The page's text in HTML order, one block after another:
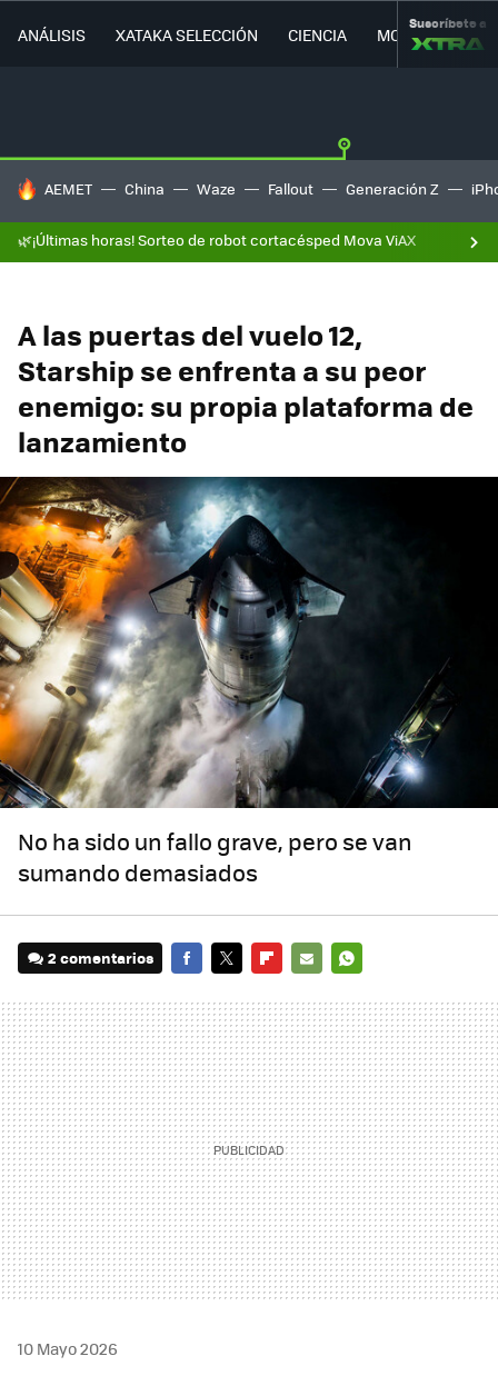
ANÁLISIS XATAKA SELECCIÓN CIENCIA MOVILIDAD
Suscríbete a
HOY SE HABLA DE
AEMET China Waze Fallout Generación Z
🌿¡Últimas horas! Sorteo de robot cortacésped Mova ViAX
A las puertas del vuelo 12,
Starship se enfrenta a su peor
enemigo: su propia plataforma de
lanzamiento
No ha sido un fallo grave, pero se van
sumando demasiados
2 comentarios
MAIL
10 Mayo 2026